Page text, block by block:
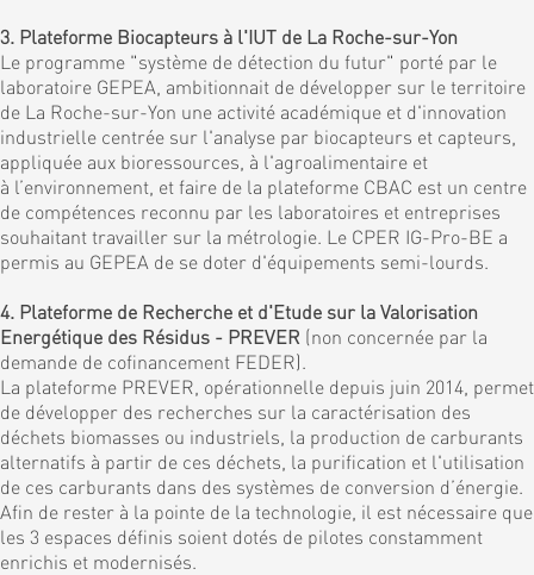
3. Plateforme Biocapteurs à l'IUT de La Roche-sur-Yon
Le programme "système de détection du futur" porté par le
laboratoire GEPEA, ambitionnait de développer sur le territoire
de La Roche-sur-Yon une activité académique et d'innovation
industrielle centrée sur l'analyse par biocapteurs et capteurs,
appliquée aux bioressources, à l'agroalimentaire et
à l’environnement, et faire de la plateforme CBAC est un centre
de compétences reconnu par les laboratoires et entreprises
souhaitant travailler sur la métrologie. Le CPER IG-Pro-BE a
permis au GEPEA de se doter d'équipements semi-lourds.
4. Plateforme de Recherche et d'Etude sur la Valorisation
Energétique des Résidus - PREVER (non concernée par la
demande de cofinancement FEDER).
La plateforme PREVER, opérationnelle depuis juin 2014, permet
de développer des recherches sur la caractérisation des
déchets biomasses ou industriels, la production de carburants
alternatifs à partir de ces déchets, la purification et l'utilisation
de ces carburants dans des systèmes de conversion d’énergie.
Afin de rester à la pointe de la technologie, il est nécessaire que
les 3 espaces définis soient dotés de pilotes constamment
enrichis et modernisés.